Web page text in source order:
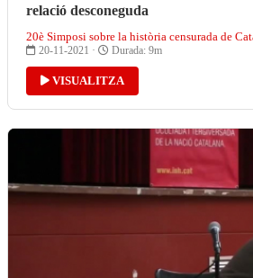
relació desconeguda
20è Simposi sobre la història censurada de
20-11-2021 · Durada: 9m
VISUALITZA